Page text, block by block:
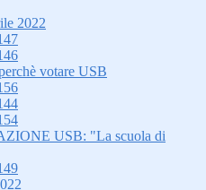
2022
votare USB
USB: "La scuola di